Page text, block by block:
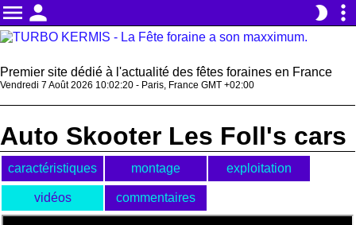
menu person brightness_2 more_vert
Premier site dédié à l'actualité des fêtes foraines en France
Vendredi 7 Août 2026 10:02:20 - Paris, France GMT +02:00
Auto Skooter Les Foll's cars
caractéristiques montage exploitation
vidéos commentaires